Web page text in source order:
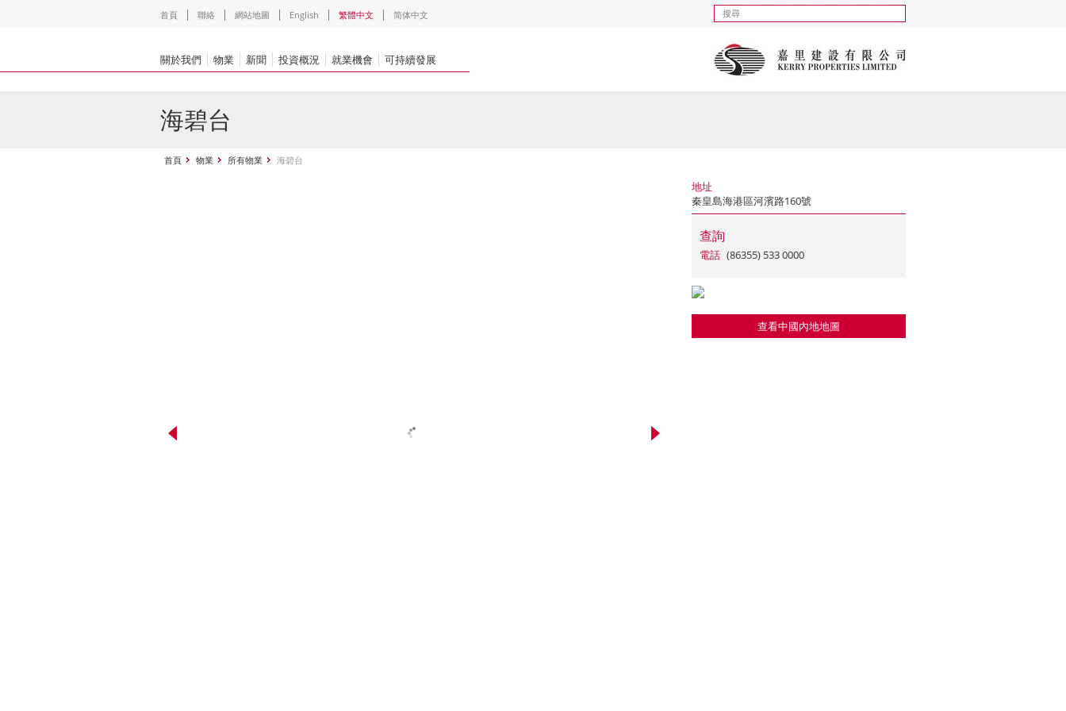
首頁 聯絡 網站地圖 English 繁體中文 简体中文
關於我們 物業 新聞 投資概況 就業機會 可持續發展
海碧台
首頁 物業 所有物業 海碧台
地址
秦皇島海港區河濱路160號
查詢
電話 (86355) 533 0000
查看中國內地地圖